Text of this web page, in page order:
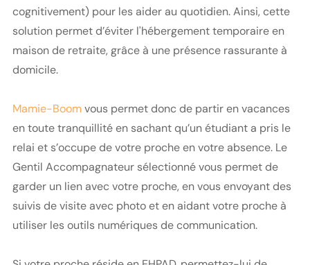
cognitivement) pour les aider au quotidien. Ainsi, cette
solution permet d’éviter l'hébergement temporaire en
maison de retraite, grâce à une présence rassurante à
domicile.
Mamie-Boomvous permet donc de partir en vacances
en toute tranquillité en sachant qu’un étudiant a pris le
relai et s’occupe de votre proche en votre absence. Le
Gentil Accompagnateur sélectionné vous permet de
garder un lien avec votre proche, en vous envoyant des
suivis de visite avec photo et en aidant votre proche à
utiliser les outils numériques de communication.